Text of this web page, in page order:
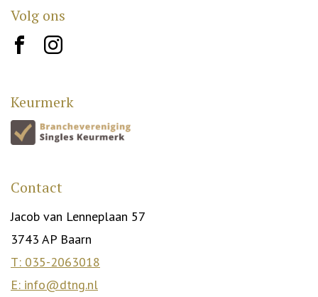
Volg ons
brand10 brand12
Keurmerk
Contact
Jacob van Lenneplaan 57
3743 AP Baarn
T: 035-2063018
E: info@dtng.nl